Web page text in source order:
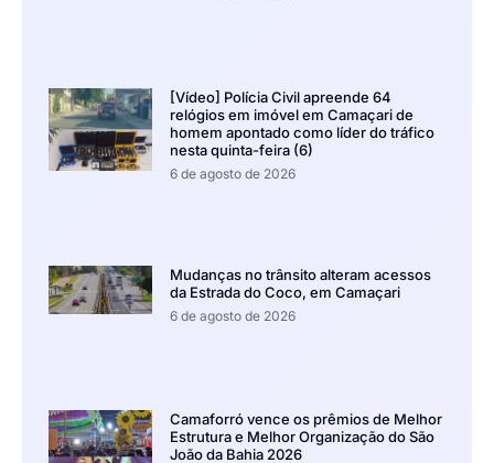
[Vídeo] Polícia Civil apreende 64
relógios em imóvel em Camaçari de
homem apontado como líder do tráfico
nesta quinta-feira (6)
6 de agosto de 2026
Mudanças no trânsito alteram acessos
da Estrada do Coco, em Camaçari
6 de agosto de 2026
Camaforró vence os prêmios de Melhor
Estrutura e Melhor Organização do São
João da Bahia 2026